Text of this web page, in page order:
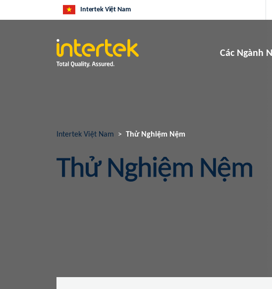
Các Ngành
Intertek Việt Nam
Intertek Việt Nam Thử Nghiệm Nệm
Thử Nghiệm Nệm